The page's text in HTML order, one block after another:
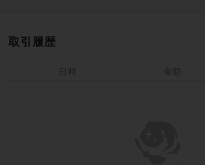
取引履歴
日時 金額